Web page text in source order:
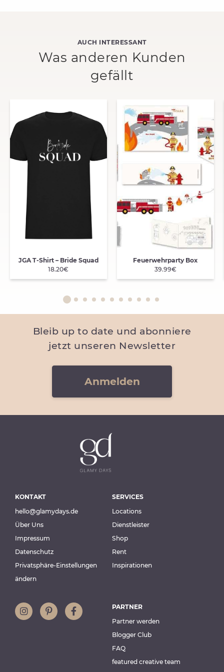
AUCH INTERESSANT
Was anderen Kunden
gefällt
JGA T-Shirt – Bride Squad
18.20€
Feuerwehrparty Box
39.99€
Bleib up to date und abonniere
jetzt unseren Newsletter
Anmelden
KONTAKT
hello@glamydays.de
Über Uns
Impressum
Datenschutz
Privatsphäre-Einstellungen
ändern
SERVICES
Locations
Dienstleister
Shop
Rent
Inspirationen
PARTNER
Partner werden
Blogger Club
FAQ
featured creative team